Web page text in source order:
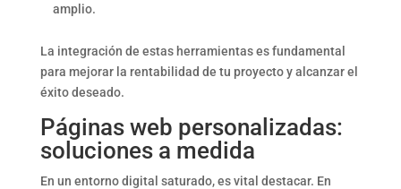
amplio.
La integración de estas herramientas es fundamental
para mejorar la rentabilidad de tu proyecto y alcanzar el
éxito deseado.
Páginas web personalizadas:
soluciones a medida
En un entorno digital saturado, es vital destacar. En